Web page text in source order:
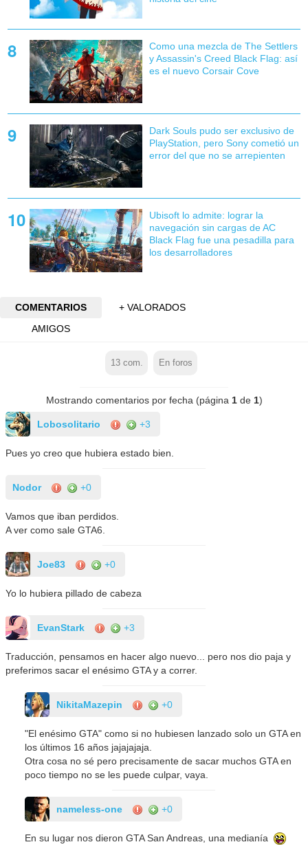
Como una mezcla de The Settlers
y Assassin's Creed Black Flag: así
es el nuevo Corsair Cove
Dark Souls pudo ser exclusivo de
PlayStation, pero Sony cometió un
error del que no se arrepienten
Ubisoft lo admite: lograr la
navegación sin cargas de AC
Black Flag fue una pesadilla para
los desarrolladores
COMENTARIOS
+ VALORADOS
AMIGOS
13com. En foros
Mostrando comentarios por fecha (página 1de 1)
Lobosolitario +3
Pues yo creo que hubiera estado bien.
Nodor +0
Vamos que iban perdidos.
A ver como sale GTA6.
Joe83 +0
Yo lo hubiera pillado de cabeza
EvanStark +3
Traducción, pensamos en hacer algo nuevo... pero nos dio paja y
preferimos sacar el enésimo GTA y a correr.
NikitaMazepin +0
"El enésimo GTA" como si no hubiesen lanzado solo un GTA en
los últimos 16 años jajajajaja.
Otra cosa no sé pero precisamente de sacar muchos GTA en
poco tiempo no se les puede culpar, vaya.
nameless-one +0
En su lugar nos dieron GTA San Andreas, una medianía